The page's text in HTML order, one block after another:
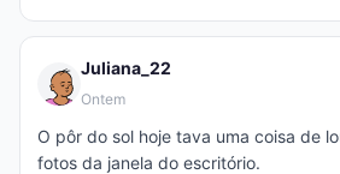
Juliana_22
Ontem
O pôr do sol hoje tava uma coisa de
fotos da janela do escritório.